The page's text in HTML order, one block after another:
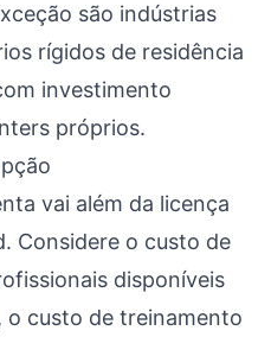
são indústrias
rígidos de residência
investimento
próprios.
vai além da licença
Considere o custo de
disponíveis
o custo de treinamento